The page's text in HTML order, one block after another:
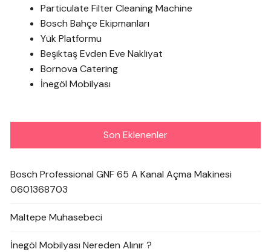
Particulate Filter Cleaning Machine
Bosch Bahçe Ekipmanları
Yük Platformu
Beşiktaş Evden Eve Nakliyat
Bornova Catering
İnegöl Mobilyası
Son Eklenenler
Bosch Professional GNF 65 A Kanal Açma Makinesi
0601368703
Maltepe Muhasebeci
İnegöl Mobilyası Nereden Alınır ?